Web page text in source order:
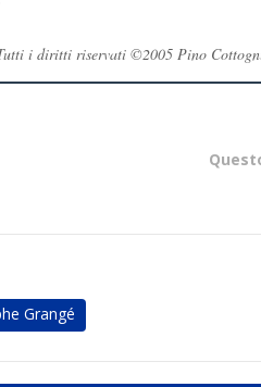
i diritti riservati ©2005 Pino
Grangé